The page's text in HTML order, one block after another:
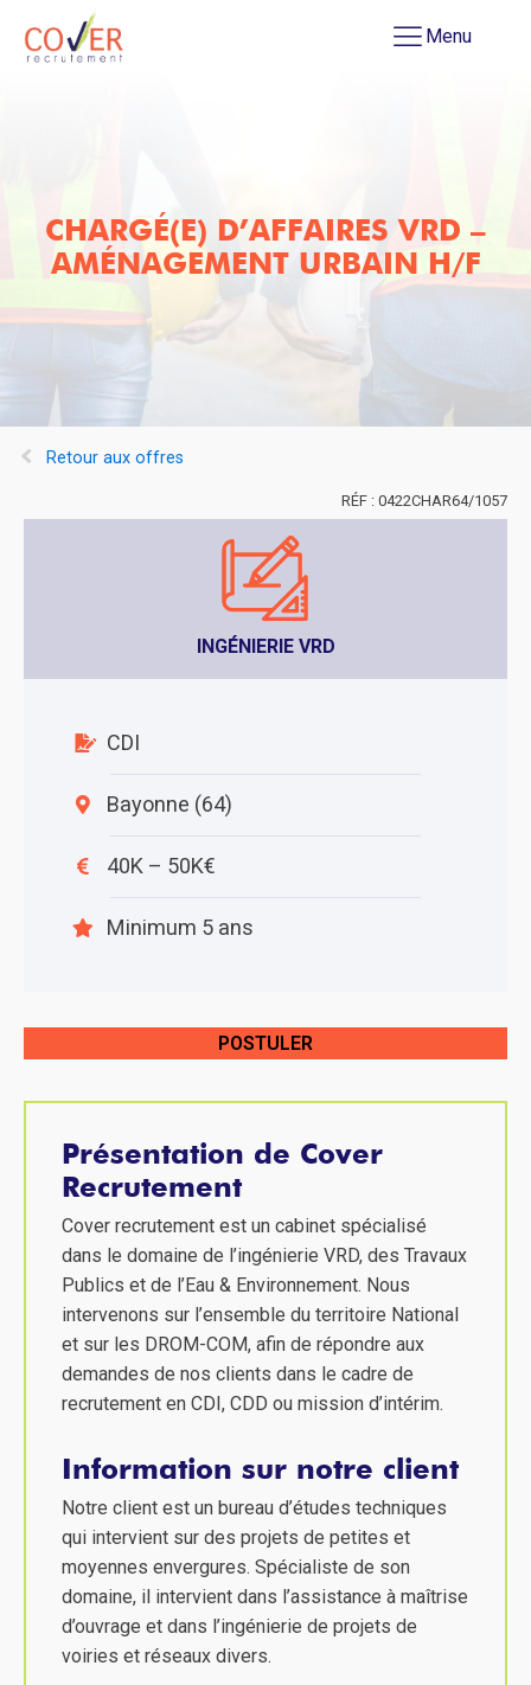
Menu
CHARGÉ(E) D’AFFAIRES VRD –
AMÉNAGEMENT URBAIN H/F
Retour aux offres
0422CHAR64/1057
Présentation de Cover
Recrutement
Cover recrutement est un cabinet spécialisé
dans le domaine de l’ingénierie VRD, des Travaux
Publics et de l’Eau & Environnement. Nous
intervenons sur l’ensemble du territoire National
et sur les DROM-COM, afin de répondre aux
demandes de nos clients dans le cadre de
recrutement en CDI, CDD ou mission d’intérim.
Information sur notre client
Notre client est un bureau d’études techniques
qui intervient sur des projets de petites et
moyennes envergures. Spécialiste de son
domaine, il intervient dans l’assistance à maîtrise
d’ouvrage et dans l’ingénierie de projets de
voiries et réseaux divers.
INGÉNIERIE VRD
CDI
Bayonne (64)
40K – 50K€
Minimum 5 ans
POSTULER